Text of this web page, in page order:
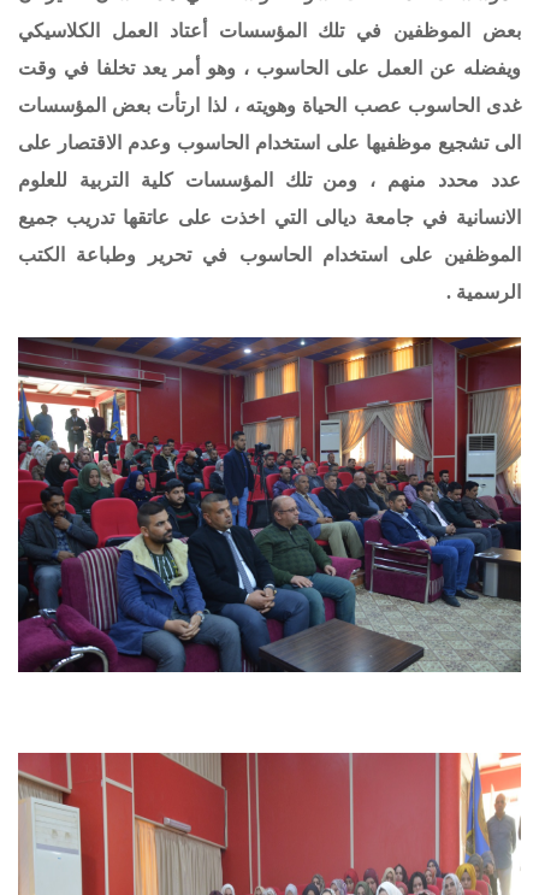
بعض الموظفين في تلك المؤسسات أعتاد العمل الكلاسيكي
ويفضله عن العمل على الحاسوب ، وهو أمر يعد تخلفا في وقت
غدى الحاسوب عصب الحياة وهويته ، لذا ارتأت بعض المؤسسات
الى تشجيع موظفيها على استخدام الحاسوب وعدم الاقتصار على
عدد محدد منهم ، ومن تلك المؤسسات كلية التربية للعلوم
الانسانية في جامعة ديالى التي اخذت على عاتقها تدريب جميع
الموظفين على استخدام الحاسوب في تحرير وطباعة الكتب
الرسمية .